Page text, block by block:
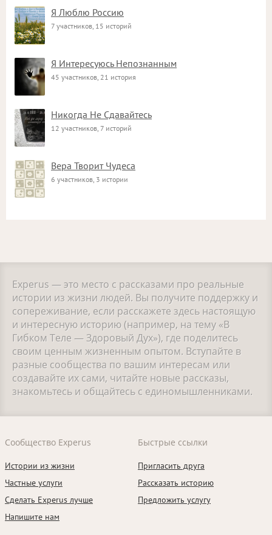
Я Люблю Россию
7 участников, 15 историй
Я Интересуюсь Непознанным
45 участников, 21 история
Никогда Не Сдавайтесь
12 участников, 7 историй
Вера Творит Чудеса
6 участников, 3 истории
Experus — это место с рассказами про реальные
истории из жизни людей. Вы получите поддержку и
сопереживание, если расскажете здесь настоящую
и интересную историю (например, на тему «В
Гибком Теле — Здоровый Дух»), где поделитесь
своим ценным жизненным опытом. Вступайте в
разные сообщества по вашим интересам или
создавайте их сами, читайте новые рассказы,
знакомьтесь и общайтесь с единомышленниками.
Сообщество Experus
Истории из жизни
Частные услуги
Сделать Experus лучше
Напишите нам
Быстрые ссылки
Пригласить друга
Рассказать историю
Предложить услугу